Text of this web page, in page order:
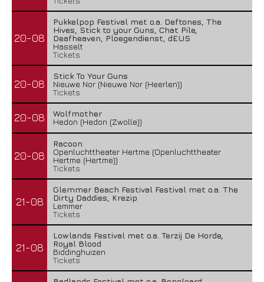
20-08
Pukkelpop Festival met o.a. Deftones, The
Hives, Stick to your Guns, Chat Pile,
Deafheaven, Ploegendienst, dEUS
Hasselt
Tickets
20-08
Stick To Your Guns
Nieuwe Nor (Nieuwe Nor (Heerlen))
Tickets
20-08
Wolfmother
Hedon (Hedon (Zwolle))
20-08
Racoon
Openluchttheater Hertme (Openluchttheater
Hertme (Hertme))
Tickets
21-08
Glemmer Beach Festival Festival met o.a. The
Dirty Daddies, Krezip
Lemmer
Tickets
21-08
Lowlands Festival met o.a. Terzij De Horde,
Royal Blood
Biddinghuizen
Tickets